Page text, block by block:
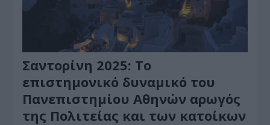
Σαντορίνη 2025: Το
επιστημονικό δυναμικό του
Πανεπιστημίου Αθηνών αρωγός
της Πολιτείας και των κατοίκων